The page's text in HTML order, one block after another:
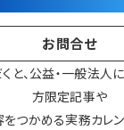
のための「新公益信
解く逆引きガイドラ
き合う経営学
お問合せ
と、公益・一般法人
方限定記事や
つかめる実務カレ